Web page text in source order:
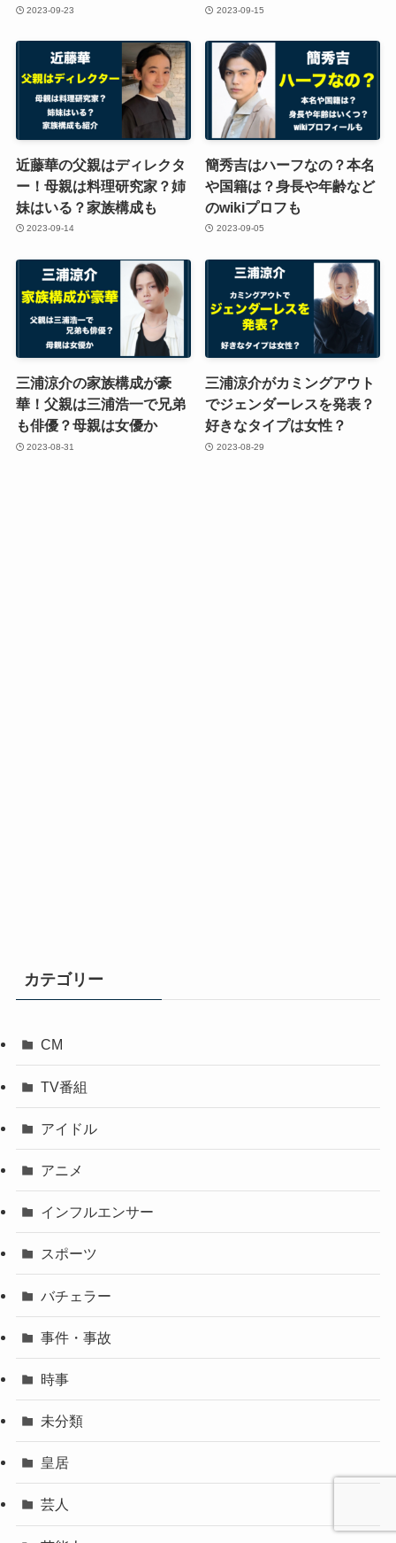
2023-09-23 2023-09-15
近藤華の父親はディレクタ
ー！母親は料理研究家？姉
妹はいる？家族構成も
2023-09-14
簡秀吉はハーフなの？本名
や国籍は？身長や年齢など
のwikiプロフも
2023-09-05
三浦涼介の家族構成が豪
華！父親は三浦浩一で兄弟
も俳優？母親は女優か
2023-08-31
三浦涼介がカミングアウト
でジェンダーレスを発表？
好きなタイプは女性？
2023-08-29
カテゴリー
CM
TV番組
アイドル
アニメ
インフルエンサー
スポーツ
バチェラー
事件・事故
時事
未分類
皇居
芸人